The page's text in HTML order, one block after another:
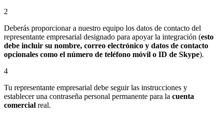
2
Deberás proporcionar a nuestro equipo los datos de contacto del
representante empresarial designado para apoyar la integración (esto
debe incluir su nombre, correo electrónico y datos de contacto
opcionales como el número de teléfono móvil o ID de Skype).
4
Tu representante empresarial debe seguir las instrucciones y
establecer una contraseña personal permanente para la cuenta
comercial real.